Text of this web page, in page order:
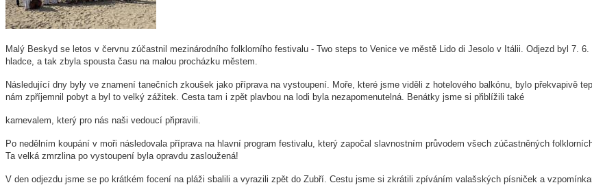
Malý Beskyd se letos v červnu zúčastnil mezinárodního folklorního festivalu - Two steps to Venice ve městě Lido di Jesolo v Itálii. Odjezd byl 7.
hladce, a tak zbyla spousta času na malou procházku městem.
Následující dny byly ve znamení tanečních zkoušek jako příprava na vystoupení. Moře, které jsme viděli z hotelového balkónu, bylo překvapivě
nám zpříjemnil pobyt a byl to velký zážitek. Cesta tam i zpět plavbou na lodi byla nezapomenutelná. Benátky jsme si přiblížili také
karnevalem, který pro nás naši vedoucí připravili.
Po nedělním koupání v moři následovala příprava na hlavní program festivalu, který započal slavnostním průvodem všech zúčastněných
Ta velká zmrzlina po vystoupení byla opravdu zasloužená!
V den odjezdu jsme se po krátkém focení na pláži sbalili a vyrazili zpět do Zubří. Cestu jsme si zkrátili zpíváním valašských písniček a